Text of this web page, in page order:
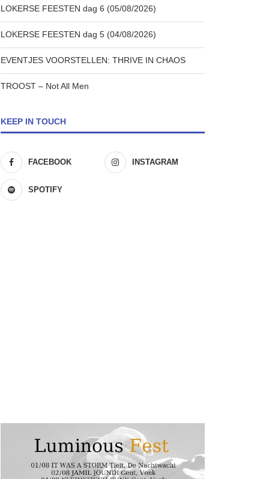
LOKERSE FEESTEN dag 6 (05/08/2026)
LOKERSE FEESTEN dag 5 (04/08/2026)
EVENTJES VOORSTELLEN: THRIVE IN CHAOS
TROOST – Not All Men
KEEP IN TOUCH
FACEBOOK INSTAGRAM
SPOTIFY